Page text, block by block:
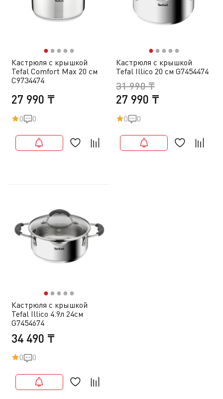
●● ● ● ●
Кастрюля с крышкой
Tefal Comfort Max 20 см
C9734474
27 990 ₸
0 0
●● ● ● ●
Кастрюля с крышкой
Tefal Illico 20 см G7454474
27 990 ₸
31 990 ₸
0 0
●● ● ● ●
Кастрюля с крышкой
Tefal Illico 4.9л 24см
G7454674
34 490 ₸
0 0